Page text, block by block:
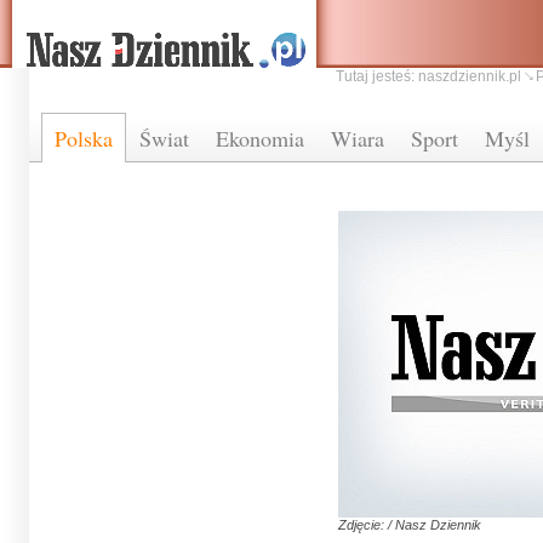
Polska Świat Ekonomia Wiara Sport Myśl
Tutaj jesteś: naszdziennik.pl
Zdjęcie: / Nasz Dziennik